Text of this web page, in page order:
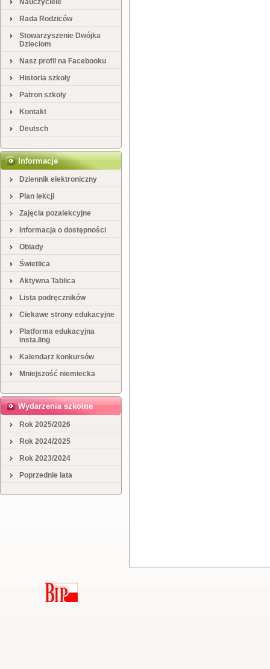
Nauczyciele
Rada Rodziców
Stowarzyszenie Dwójka
Dzieciom
Nasz profil na Facebooku
Historia szkoły
Patron szkoły
Kontakt
Deutsch
Informacje
Dziennik elektroniczny
Plan lekcji
Zajęcia pozalekcyjne
Informacja o dostępności
Obiady
Świetlica
Aktywna Tablica
Lista podręczników
Ciekawe strony edukacyjne
Platforma edukacyjna
insta.ling
Kalendarz konkursów
Mniejszość niemiecka
Wydarzenia szkolne
Rok 2025/2026
Rok 2024/2025
Rok 2023/2024
Poprzednie lata